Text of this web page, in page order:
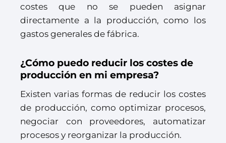
costes que no se pueden asignar
directamente a la producción, como los
gastos generales de fábrica.
¿Cómo puedo reducir los costes de
producción en mi empresa?
Existen varias formas de reducir los costes
de producción, como optimizar procesos,
negociar con proveedores, automatizar
procesos y reorganizar la producción.